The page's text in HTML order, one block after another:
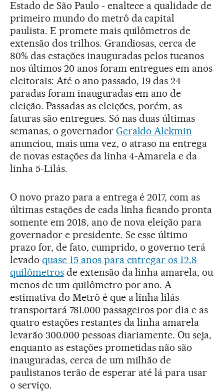
Estado de São Paulo - enaltece a qualidade de
primeiro mundo do metrô da capital
paulista. E promete mais quilômetros de
extensão dos trilhos. Grandiosas, cerca de
80% das estações inauguradas pelos tucanos
nos últimos 20 anos foram entregues em anos
eleitorais: Até o ano passado, 19 das 24
paradas foram inauguradas em ano de
eleição. Passadas as eleições, porém, as
faturas são entregues. Só nas duas últimas
semanas, o governador Geraldo Alckmin
anunciou, mais uma vez, o atraso na entrega
de novas estações da linha 4-Amarela e da
linha 5-Lilás.
O novo prazo para a entrega é 2017, com as
últimas estações de cada linha ficando pronta
somente em 2018, ano de nova eleição para
governador e presidente. Se esse último
prazo for, de fato, cumprido, o governo terá
levado quase 15 anos para entregar os 12,8
quilômetrosde extensão da linha amarela, ou
menos de um quilômetro por ano. A
estimativa do Metrô é que a linha lilás
transportará 781.000 passageiros por dia e as
quatro estações restantes da linha amarela
levarão 300.000 pessoas diariamente. Ou seja,
enquanto as estações prometidas não são
inauguradas, cerca de um milhão de
paulistanos terão de esperar até lá para usar
o serviço.